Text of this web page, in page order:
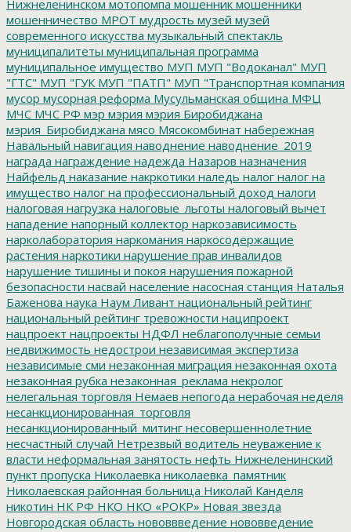
Нижнеленинском мотопомпа мошенник мошенники
мошенничество МРОТ мудрость музей музей
современного искусства музыкальный спектакль
муниципалитеты муниципальная программа
муниципальное имущество МУП МУП "Водоканал" МУП
"ГТС" МУП "ГУК МУП "ПАТП" МУП "Транспортная компания
мусор мусорная реформа Мусульманская община МФЦ
МЧС МЧС РФ мэр мэрия мэрия Биробиджана
мэрия_Биробиджана мясо Мясокомбинат набережная
Навальный навигация наводнение наводнение_2019
награда награждение надежда Назаров назначения
Найфельд наказание накркотики наледь налог налог на
имущество налог на профессиональный доход налоги
налоговая нагрузка налоговые_льготы налоговый вычет
нападение напорный коллектор наркозависимость
нарколаборатория наркомания наркосодержащие
растения наркотики нарушение прав инвалидов
нарушение тишины и покоя нарушения пожарной
безопасности насвай население насосная станция Наталья
Баженова наука Наум Ливант национальный рейтинг
национальный рейтинг тревожности наципроект
нацпроект нацпроекты НДФЛ неблагополучные семьи
недвижимость недострои независимая экспертиза
независимые сми незаконная миграция незаконная охота
незаконная рубка незаконная_реклама некролог
нелегальная торговля Немаев непогода нерабочая неделя
несанкционированная_торговля
несанкционированный_митинг несовершеннолетние
несчастный случай Нетрезвый водитель неуважение к
власти неформальная занятость нефть Нижнеленинский
пункт пропуска Николаевка николаевка_памятник
Николаевская районная больница Николай Канделя
никотин НК РФ НКО НКО «РОКР» Новая звезда
Новгородская область нововвведение нововведение